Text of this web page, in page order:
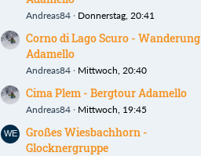
Andreas84 Donnerstag, 20:41
Corno di Lago Scuro - Wanderung
Adamello
Andreas84 Mittwoch, 20:40
Cima Plem - Bergtour Adamello
Andreas84 Mittwoch, 19:45
Großes Wiesbachhorn -
Glocknergruppe